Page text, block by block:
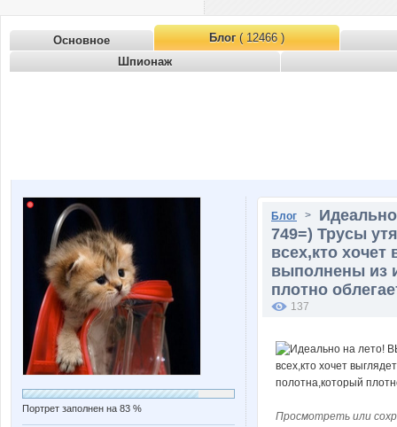
Основное Блог( 12466 )
Шпионаж
Портрет заполнен на 83 %
Блог >
749=) Трусы
всех,кто
выполнены из
плотно
137
Просмотреть или